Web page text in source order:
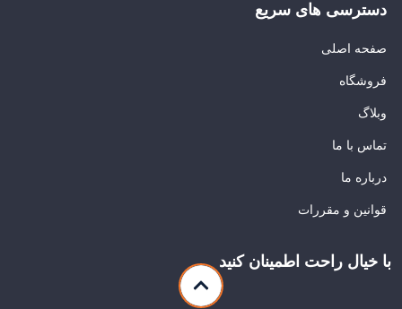
دسترسی های سریع
صفحه اصلی
فروشگاه
وبلاگ
تماس با ما
درباره ما
قوانین و مقررات
با خیال راحت اطمینان کنید